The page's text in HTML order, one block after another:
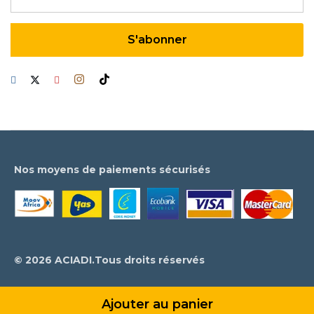
Ajouter au panier
© 2026 ACIADI.Tous droits réservés
Nos moyens de paiements sécurisés